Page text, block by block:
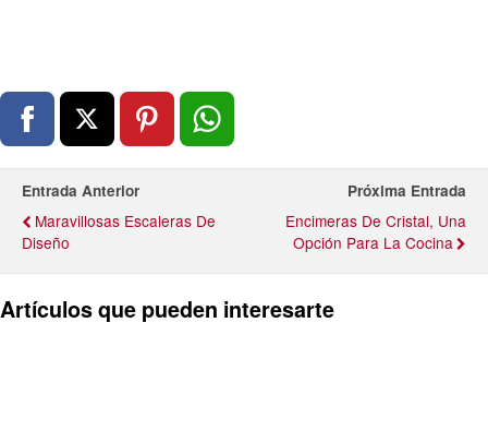
Entrada Anterior
Maravillosas Escaleras De
Diseño
Próxima Entrada
Encimeras De Cristal, Una
Opción Para La Cocina
Artículos que pueden interesarte